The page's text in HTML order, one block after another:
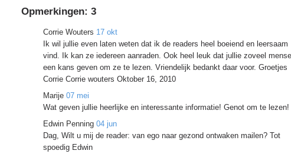
Opmerkingen: 3
Corrie Wouters 17 okt
Ik wil jullie even laten weten dat ik de readers heel boeiend en leersaam
vind. Ik kan ze iedereen aanraden. Ook heel leuk dat jullie zoveel
een kans geven om ze te lezen. Vriendelijk bedankt daar voor. Groetjes
Corrie Corrie wouters Oktober 16, 2010
Marije 07 mei
Wat geven jullie heerlijke en interessante informatie! Genot om te lezen!
Edwin Penning 04 jun
Dag, Wilt u mij de reader: van ego naar gezond ontwaken mailen? Tot
spoedig Edwin